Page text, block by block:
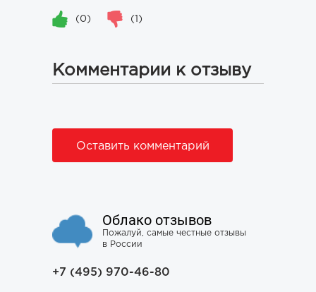
(0) (1)
Комментарии к отзыву
Оставить комментарий
Облако отзывов
Пожалуй, самые честные отзывы
в России
+7 (495) 970-46-80